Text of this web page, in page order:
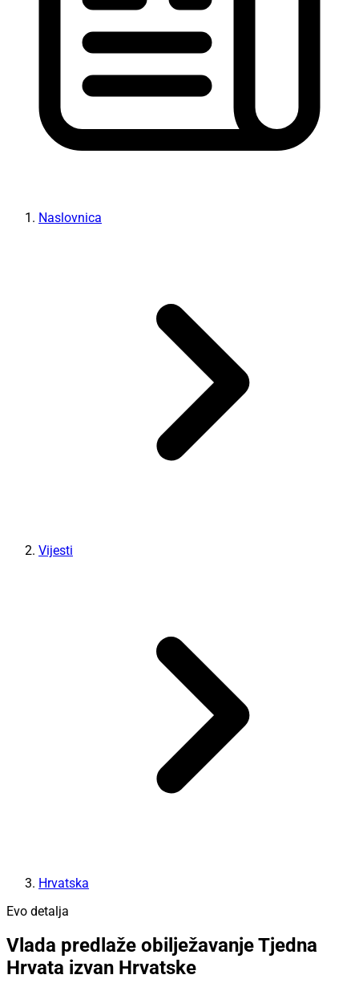
Naslovnica
Vijesti
Hrvatska
Evo detalja
Vlada predlaže obilježavanje Tjedna
Hrvata izvan Hrvatske